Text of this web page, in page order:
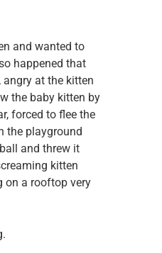
and wanted to
happened that
at the kitten
the baby kitten by
forced to flee the
the playground
and threw it
kitten
on a rooftop very